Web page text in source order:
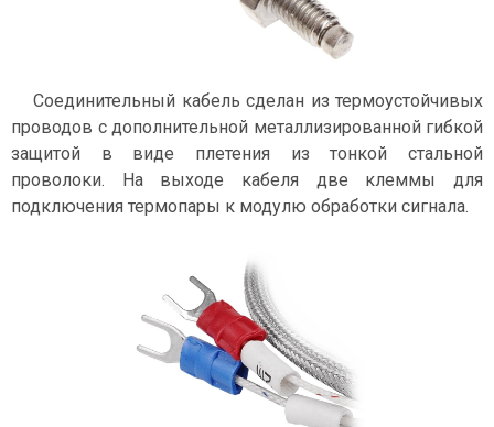
Соединительный кабель сделан из термоустойчивых
проводов с дополнительной металлизированной гибкой
защитой в виде плетения из тонкой стальной
проволоки. На выходе кабеля две клеммы для
подключения термопары к модулю обработки сигнала.